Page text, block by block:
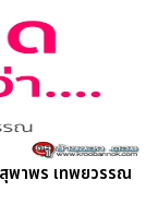
พาพร เทพยวรรณ